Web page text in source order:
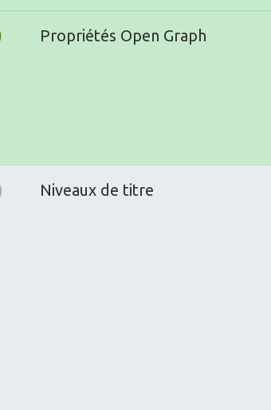
Propriétés Open Graph
Niveaux de titre